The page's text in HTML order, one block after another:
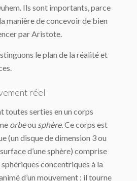
Ils sont importants, parce
manière de concevoir de bien
par Aristote.
le plan de la réalité et
réel
toutes serties en un corps
orbeou sphère. Ce corps est
(un disque de dimension 3 ou
d’une sphère) comprise
concentriques à la
d’un mouvement : il tourne